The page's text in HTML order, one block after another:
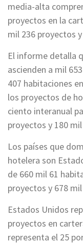
media-alta
proyectos en la
mil 236 proyectos
El informe detalla
ascienden a mil
407 habitaciones
los proyectos de
ciento interanual
proyectos y 180
Los países que
hotelera son
de 660 mil 61
proyectos y 678
Estados Unidos
proyectos en
representa el 25